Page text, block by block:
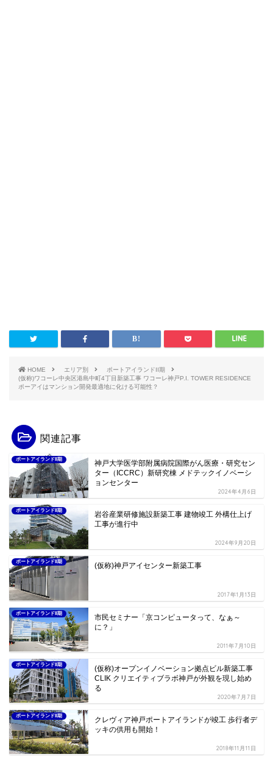
HOME エリア別
ポートアイランドII期
(仮称)ワコーレ中央区港島中町4丁目新築工事 ワコーレ神戸P.I. TOWER RESIDENCE
ポーアイはマンション開発最適地に化ける可能性？
関連記事
ポートアイランドII期
神戸大学医学部附属病院国際がん医療・研究セン
ター（ICCRC）新研究棟 メドテックイノベーシ
ョンセンター
2024年4月6日
ポートアイランドII期
岩谷産業研修施設新築工事 建物竣工 外構仕上げ
工事が進行中
2024年9月20日
ポートアイランドII期 (仮称)神戸アイセンター新築工事
2017年1月13日
ポートアイランドII期
市民セミナー「京コンピュータって、なぁ～
に？」
2011年7月10日
ポートアイランドII期
(仮称)オープンイノベーション拠点ビル新築工事
CLIK クリエイティブラボ神戸が外観を現し始め
る
2020年7月7日
ポートアイランドII期
クレヴィア神戸ポートアイランドが竣工 歩行者デ
ッキの供用も開始！
2018年11月11日